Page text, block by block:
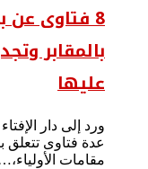
8 فتاوى عن
بالمقابر
عليها
ورد إلى دار
عدة فتاوى تتعلق
مقامات